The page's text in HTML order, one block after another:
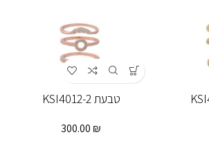
טבעת KSI4012-2
300.00 ₪